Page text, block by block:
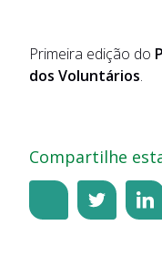
Primeira edição do
dos Voluntários.
Compartilhe